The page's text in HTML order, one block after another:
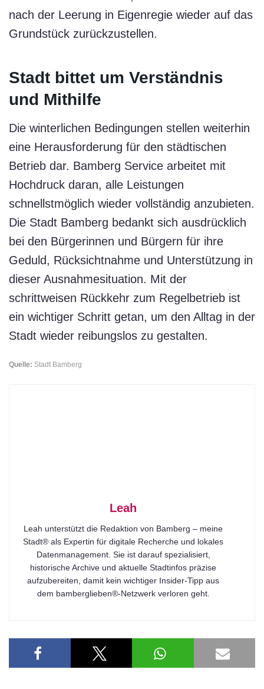
nach der Leerung in Eigenregie wieder auf das
Grundstück zurückzustellen.
Stadt bittet um Verständnis
und Mithilfe
Die winterlichen Bedingungen stellen weiterhin
eine Herausforderung für den städtischen
Betrieb dar. Bamberg Service arbeitet mit
Hochdruck daran, alle Leistungen
schnellstmöglich wieder vollständig anzubieten.
Die Stadt Bamberg bedankt sich ausdrücklich
bei den Bürgerinnen und Bürgern für ihre
Geduld, Rücksichtnahme und Unterstützung in
dieser Ausnahmesituation. Mit der
schrittweisen Rückkehr zum Regelbetrieb ist
ein wichtiger Schritt getan, um den Alltag in der
Stadt wieder reibungslos zu gestalten.
Quelle: Stadt Bamberg
Leah
Leah unterstützt die Redaktion von Bamberg – meine
Stadt® als Expertin für digitale Recherche und lokales
Datenmanagement. Sie ist darauf spezialisiert,
historische Archive und aktuelle Stadtinfos präzise
aufzubereiten, damit kein wichtiger Insider-Tipp aus
dem bamberglieben®-Netzwerk verloren geht.